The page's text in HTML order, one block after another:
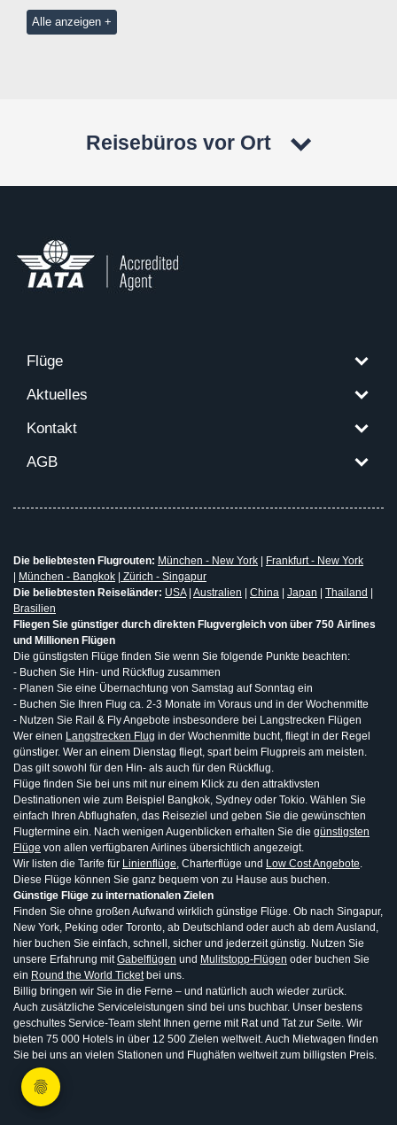
Alle anzeigen
Reisebüros vor Ort
Flüge
Aktuelles
Kontakt
AGB
Die beliebtesten Flugrouten: München - New York
Frankfurt - New York
München - Bangkok
Zürich - Singapur
Die beliebtesten Reiseländer: USA| Australien China Japan Thailand
Brasilien
Fliegen Sie günstiger durch direkten Flugvergleich von über 750 Airlines
und Millionen Flügen
Die günstigsten Flüge finden Sie wenn Sie folgende Punkte beachten:
- Buchen Sie Hin- und Rückflug zusammen
- Planen Sie eine Übernachtung von Samstag auf Sonntag ein
- Buchen Sie Ihren Flug ca. 2-3 Monate im Voraus und in der Wochenmitte
- Nutzen Sie Rail & Fly Angebote insbesondere bei Langstrecken Flügen
Wer einen Langstrecken Flug in der Wochenmitte bucht, fliegt in der Regel
günstiger. Wer an einem Dienstag fliegt, spart beim Flugpreis am meisten.
Das gilt sowohl für den Hin- als auch für den Rückflug.
Flüge finden Sie bei uns mit nur einem Klick zu den attraktivsten
Destinationen wie zum Beispiel Bangkok, Sydney oder Tokio. Wählen Sie
einfach Ihren Abflughafen, das Reiseziel und geben Sie die gewünschten
Flugtermine ein. Nach wenigen Augenblicken erhalten Sie die günstigsten
Flüge von allen verfügbaren Airlines übersichtlich angezeigt.
Wir listen die Tarife für Linienflüge, Charterflüge und Low Cost Angebote.
Diese Flüge können Sie ganz bequem von zu Hause aus buchen.
Günstige Flüge zu internationalen Zielen
Finden Sie ohne großen Aufwand wirklich günstige Flüge. Ob nach Singapur,
New York, Peking oder Toronto, ab Deutschland oder auch ab dem Ausland,
hier buchen Sie einfach, schnell, sicher und jederzeit günstig. Nutzen Sie
unsere Erfahrung mitGabelflügen und Mulitstopp-Flügen oder buchen Sie
ein Round the World Ticketbei uns.
Billig bringen wir Sie in die Ferne – und natürlich auch wieder zurück.
Auch zusätzliche Serviceleistungen sind bei uns buchbar. Unser bestens
geschultes Service-Team steht Ihnen gerne mit Rat und Tat zur Seite. Wir
bieten 75 000 Hotels in über 12 500 Zielen weltweit. Auch Mietwagen finden
Sie bei uns an vielen Stationen und Flughäfen weltweit zum billigsten Preis.